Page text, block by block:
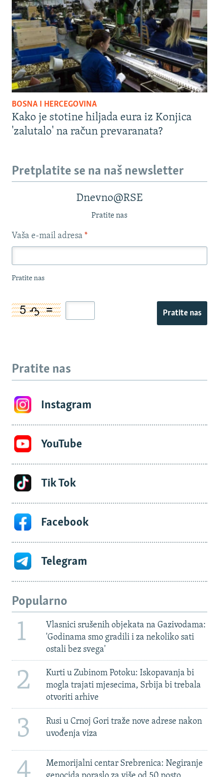
BOSNA I HERCEGOVINA
Kako je stotine hiljada eura iz Konjica
'zalutalo' na račun prevaranata?
Pretplatite se na naš newsletter
Dnevno@RSE
Pratite nas
Vaša e-mail adresa *
Pratite nas
Pratite nas
Pratite nas
Instagram
YouTube
Tik Tok
Facebook
Telegram
Popularno
1
Vlasnici srušenih objekata na Gazivodama:
'Godinama smo gradili i za nekoliko sati
ostali bez svega'
2
Kurti u Zubinom Potoku: Iskopavanja bi
mogla trajati mjesecima, Srbija bi trebala
otvoriti arhive
3
Rusi u Crnoj Gori traže nove adrese nakon
uvođenja viza
Memorijalni centar Srebrenica: Negiranje